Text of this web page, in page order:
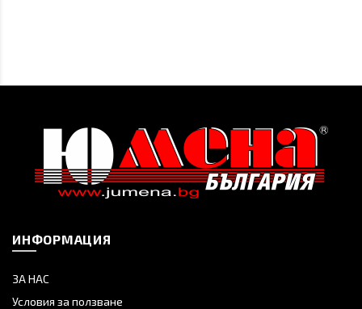
ИНФОРМАЦИЯ
ЗА НАС
Условия за ползване